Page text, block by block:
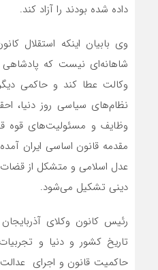
داده شده بودند را آزاد کند.
وی بابیان اینکه استقلال
شاهانه‌ای نیست که
وکالت عطا کند و حاکمی
نظام‌های سیاسی روز دنیا،
وظایف و مسئولیت‌های قوه
مقدمه قانون اساسی ایران
عدل اسلامی و متشکل از
دینی تشکیل می‌شود.
رئیس کانون وکلای
تاریخ کشور و دنیا و
حاکمیت قانون و اجرای